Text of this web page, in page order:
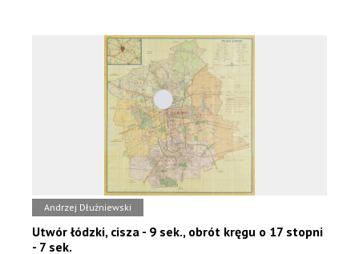
Andrzej Dłużniewski
Utwór łódzki, cisza - 9 sek., obrót kręgu o 17 stopni
- 7 sek.